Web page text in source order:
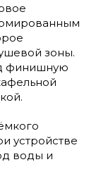
зоны.
финишную
устройстве
воды и